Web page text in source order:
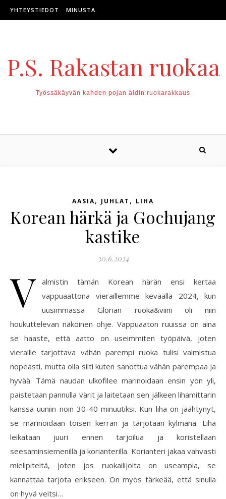
Skip to content
YHTEYSTIEDOT MINUSTA
P.S. Rakastan ruokaa
Työssäkäyvän kahden pojan äidin ruokarakkaus
AASIA, JUHLAT , LIHA
Korean härkä ja Gochujang
kastike
30.6.2024
V almistin tämän Korean härän ensi kertaa
vappuaattona vieraillemme keväällä 2024, kun
uusimmassa Glorian ruoka&viini oli niin
houkuttelevan näköinen ohje. Vappuaaton ruuissa on aina
se haaste, että aatto on useimmiten työpäivä, joten
vieraille tarjottava vähän parempi ruoka tulisi valmistua
nopeasti, mutta olla silti kuten sanottua vähän parempaa ja
hyvää. Tämä naudan ulkofilee marinoidaan ensin yön yli,
paistetaan pannulla värit ja laitetaan sen jälkeen lihamittarin
kanssa uuniin noin 30-40 minuutiksi. Kun liha on jäähtynyt,
se marinoidaan toisen kerran ja tarjotaan kylmänä. Liha
leikataan juuri ennen tarjoilua ja koristellaan
seesaminsiemenillä ja korianterilla. Korianteri jakaa vahvasti
mielipiteitä, joten jos ruokailijoita on useampia, se
kannattaa tarjota erikseen. On myös tärkeää, että sinulla
on hyvä veitsi…